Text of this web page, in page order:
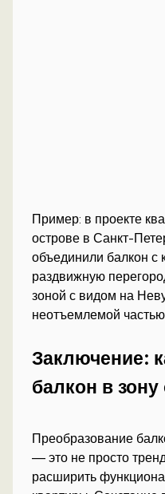
Пример: в проекте
острове в Санкт-
объединили балкон с
раздвижную
зоной с видом на
неотъемлемой
Заключение:
балкон в
Преобразование
— это не просто
расширить